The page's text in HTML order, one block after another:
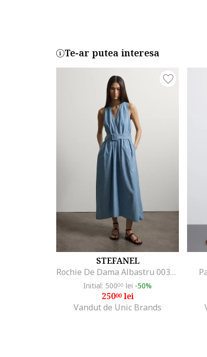
Te-ar putea interesa
STEFANEL
Rochie De Dama Albastru 003570963
Initial: 50000 lei -50%
25000lei
Vandut de Unic Brands